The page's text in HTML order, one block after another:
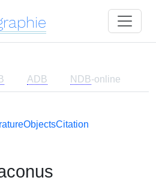
ADB NDB-online
ObjectsCitation